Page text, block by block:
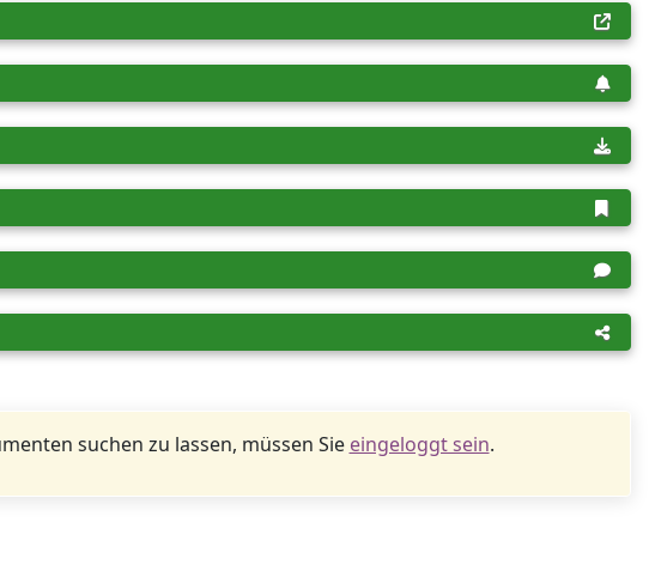
suchen zu lassen, müssen Sie eingeloggt sein.